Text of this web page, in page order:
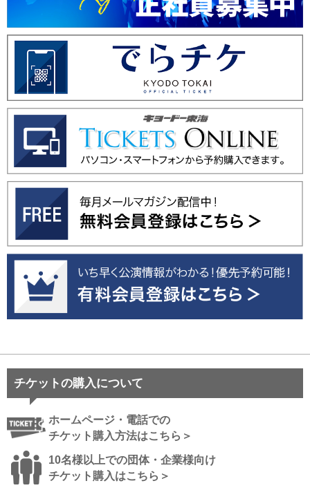
チケットの購入について
ホームページ・電話での
チケット購入方法はこちら＞
10名様以上での団体・企業様向け
チケット購入はこちら＞